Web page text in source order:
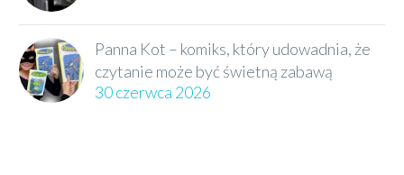
Panna Kot – komiks, który udowadnia, że
czytanie może być świetną zabawą
30 czerwca 2026